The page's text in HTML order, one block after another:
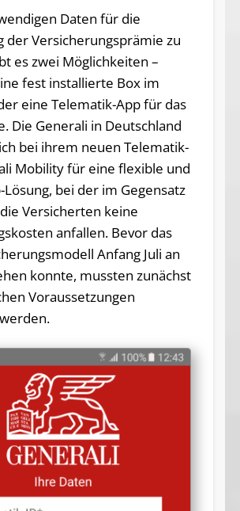
Daten für die
der Versicherungsprämie zu
es zwei Möglichkeiten –
fest installierte Box im
eine Telematik-App für das
Die Generali in Deutschland
bei ihrem neuen Telematik-
Mobility für eine flexible und
bei der im Gegensatz
Versicherten keine
anfallen. Bevor das
Anfang Juli an
konnte, mussten zunächst
Voraussetzungen